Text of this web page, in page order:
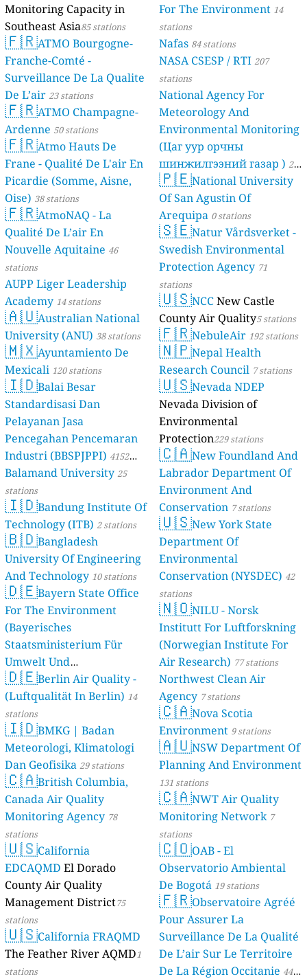
Monitoring Capacity in
Southeast Asia85 stations
🇫🇷ATMO Bourgogne-
Franche-Comté -
Surveillance De La Qualite
De L’air 23 stations
🇫🇷ATMO Champagne-
Ardenne 50 stations
🇫🇷Atmo Hauts De
Frane - Qualité De L'air En
Picardie (Somme, Aisne,
Oise) 38 stations
🇫🇷AtmoNAQ - La
Qualité De L’air En
Nouvelle Aquitaine 46
stations
AUPP Liger Leadership
Academy 14 stations
🇦🇺Australian National
University (ANU) 38 stations
🇲🇽Ayuntamiento De
Mexicali 120 stations
🇮🇩Balai Besar
Standardisasi Dan
Pelayanan Jasa
Pencegahan Pencemaran
Industri (BBSPJPPI) 4152
stations
Balamand University25
stations
🇮🇩Bandung Institute Of
Technology (ITB) 2 stations
🇧🇩Bangladesh
University Of Engineering
And Technology 10 stations
🇩🇪Bayern State Office
For The Environment
(Bayerisches
Staatsministerium Für
Umwelt Und
Verbraucherschutz) - LfU
46 stations
🇩🇪Berlin Air Quality -
(Luftqualität In Berlin) 14
stations
🇮🇩BMKG | Badan
Meteorologi, Klimatologi
Dan Geofisika 29 stations
🇨🇦British Columbia,
Canada Air Quality
Monitoring Agency 78
stations
🇺🇸California
EDCAQMD El Dorado
County Air Quality
Management District75
stations
🇺🇸California FRAQMD
The Feather River AQMD1
stations
For The Environment 14
stations
Nafas 84 stations
NASA CSESP / RTI 207
stations
National Agency For
Meteorology And
Environmental Monitoring
(Цаг уур орчны
шинжилгээний газар ) 21
stations
🇵🇪National University
Of San Agustin Of
Arequipa 0 stations
🇸🇪Natur Vårdsverket -
Swedish Environmental
Protection Agency 71
stations
🇺🇸NCCNew Castle
County Air Quality5 stations
🇫🇷NebuleAir 192 stations
🇳🇵Nepal Health
Research Council 7 stations
🇺🇸Nevada NDEP
Nevada Division of
Environmental
Protection229 stations
🇨🇦New Foundland And
Labrador Department Of
Environment And
Conservation 7 stations
🇺🇸New York State
Department Of
Environmental
Conservation (NYSDEC) 42
stations
🇳🇴NILU - Norsk
Institutt For Luftforskning
(Norwegian Institute For
Air Research) 77 stations
Northwest Clean Air
Agency 7 stations
🇨🇦Nova Scotia
Environment 9 stations
🇦🇺NSW Department Of
Planning And Environment
131 stations
🇨🇦NWT Air Quality
Monitoring Network 7
stations
🇨🇴OAB - El
Observatorio Ambiental
De Bogotá 19 stations
🇫🇷Observatoire Agréé
Pour Assurer La
Surveillance De La Qualité
De L’air Sur Le Territoire
De La Région Occitanie 44